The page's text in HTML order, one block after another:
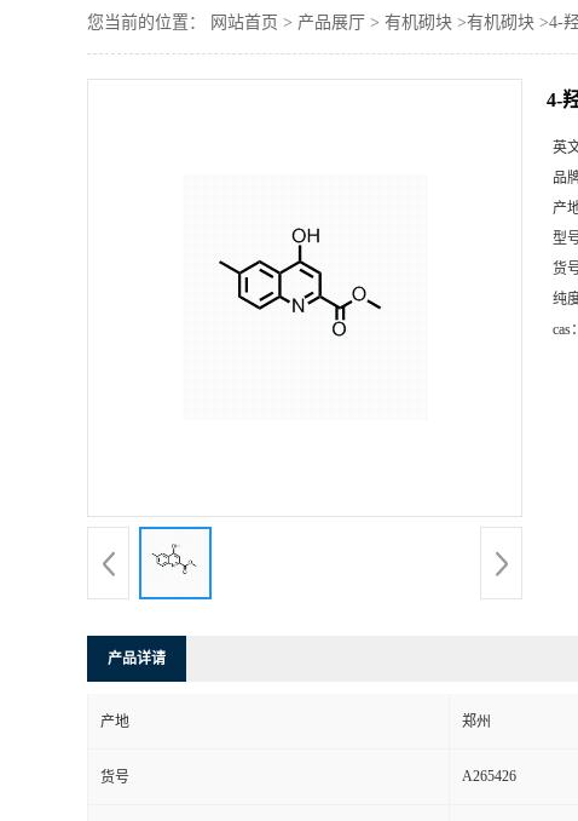
您当前的位置： 网站首页 > 产品展厅 > 有机砌块 >有机砌块 >4-
4-
英
品
产
型
货
纯
cas：
产品详请
产地 郑州
货号 A265426